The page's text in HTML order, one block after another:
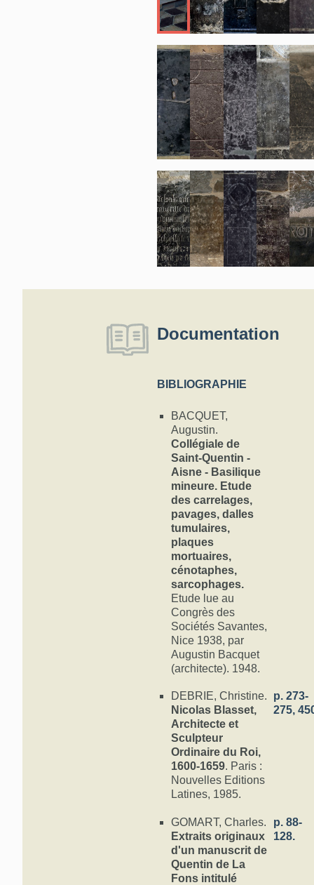
Documentation
BIBLIOGRAPHIE
BACQUET,
Augustin.
Collégiale de
Saint-Quentin -
Aisne - Basilique
mineure. Etude
des carrelages,
pavages, dalles
tumulaires,
plaques
mortuaires,
cénotaphes,
sarcophages.
Etude lue au
Congrès des
Sociétés Savantes,
Nice 1938, par
Augustin Bacquet
(architecte). 1948.
DEBRIE, Christine.
Nicolas Blasset,
Architecte et
Sculpteur
Ordinaire du Roi,
1600-1659. Paris :
Nouvelles Editions
Latines, 1985.
p. 273-
275,
GOMART, Charles.
Extraits originaux
d'un manuscrit de
Quentin de La
Fons intitulé
p. 88-
128.